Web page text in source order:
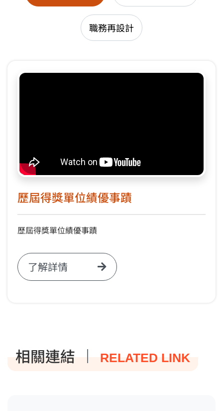
職務再設計
歷屆得獎單位績優事蹟
歷屆得獎單位績優事蹟
了解詳情
相關連結 RELATED LINK